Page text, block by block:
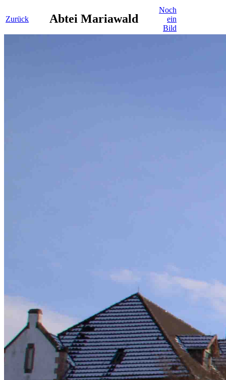
Zurück Abtei Mariawald
Noch
ein
Bild